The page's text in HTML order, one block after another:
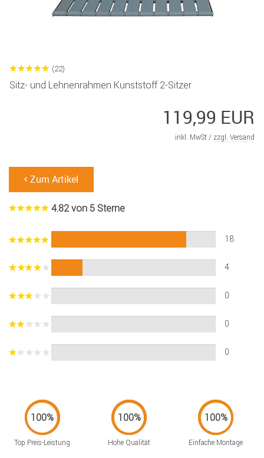
(22)
Sitz- und Lehnenrahmen Kunststoff 2-Sitzer
119,99 EUR
inkl. MwSt / zzgl. Versand
Zum Artikel
4.82 von 5 Sterne
18
4
0
0
0
Top Preis-Leistung Hohe Qualität Einfache Montage